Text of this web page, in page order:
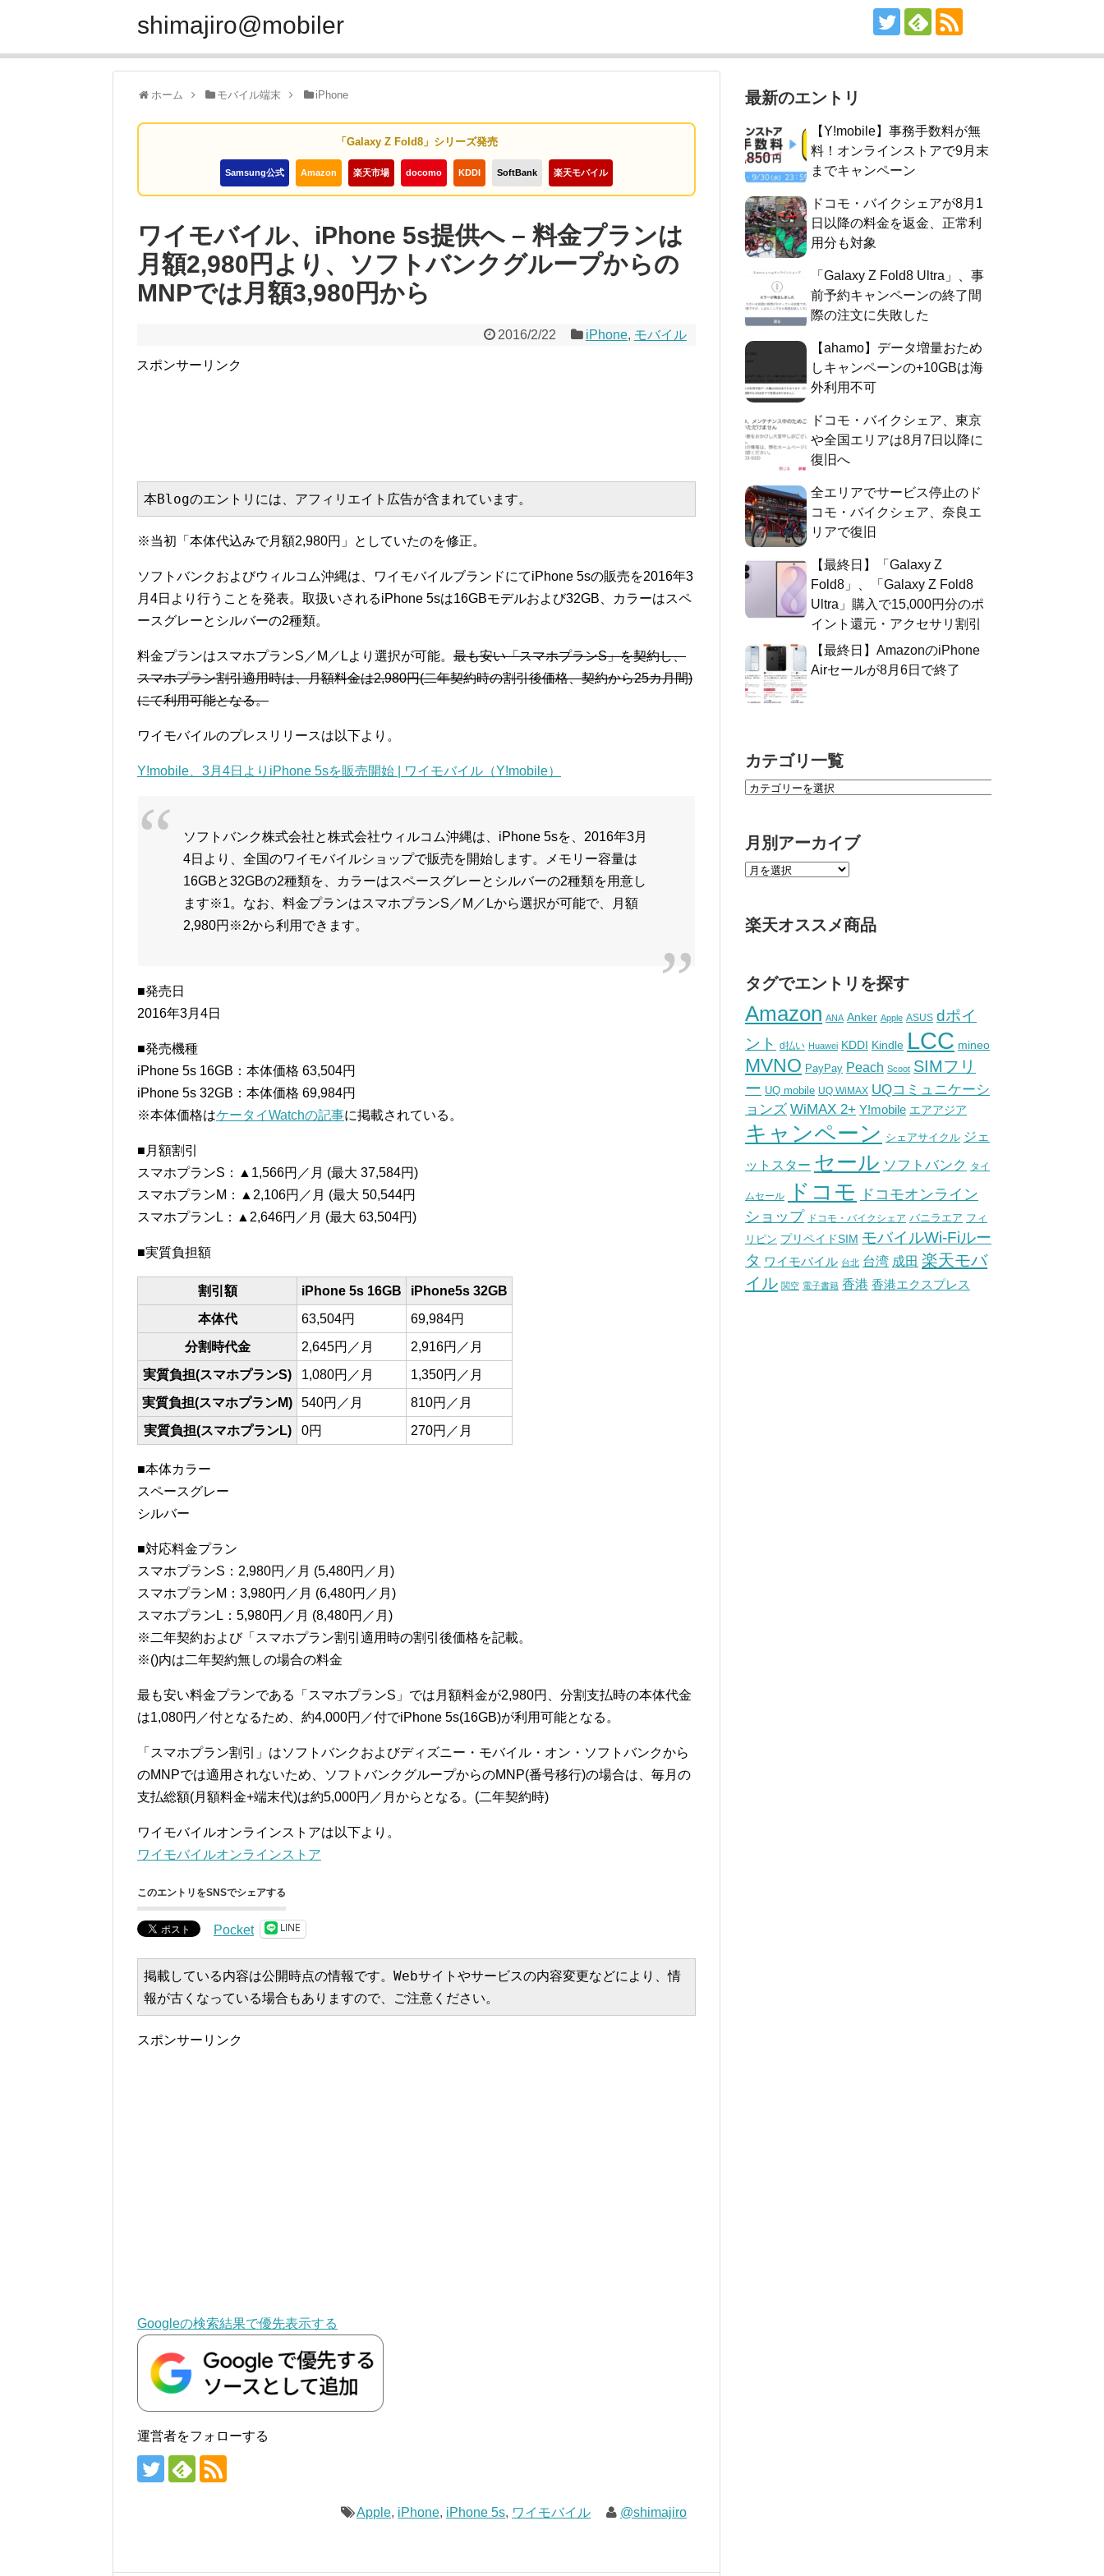
shimajiro@mobiler
ホーム モバイル端末 iPhone
「Galaxy Z Fold8」シリーズ発売
Samsung公式 Amazon 楽天市場 docomo KDDI SoftBank 楽天モバイル
ワイモバイル、iPhone 5s提供へ – 料金プランは
月額2,980円より、ソフトバンクグループからの
MNPでは月額3,980円から
2016/2/22 iPhone, モバイル
スポンサーリンク
本Blogのエントリには、アフィリエイト広告が含まれています。
※当初「本体代込みで月額2,980円」としていたのを修正。
ソフトバンクおよびウィルコム沖縄は、ワイモバイルブランドにてiPhone 5sの販売を2016年3
月4日より行うことを発表。取扱いされるiPhone 5sは16GBモデルおよび32GB、カラーはスペ
ースグレーとシルバーの2種類。
料金プランはスマホプランS／M／Lより選択が可能。 最も安い「スマホプランS」を契約し、
スマホプラン割引適用時は、月額料金は2,980円(二年契約時の割引後価格、契約から25カ月間)
にて利用可能となる。
ワイモバイルのプレスリリースは以下より。
Y!mobile、3月4日よりiPhone 5sを販売開始 | ワイモバイル（Y!mobile）
ソフトバンク株式会社と株式会社ウィルコム沖縄は、iPhone 5sを、2016年3月
4日より、全国のワイモバイルショップで販売を開始します。メモリー容量は
16GBと32GBの2種類を、カラーはスペースグレーとシルバーの2種類を用意し
ます※1。なお、料金プランはスマホプランS／M／Lから選択が可能で、月額
2,980円※2から利用できます。
■発売日
2016年3月4日
■発売機種
iPhone 5s 16GB：本体価格 63,504円
iPhone 5s 32GB：本体価格 69,984円
※本体価格はケータイWatchの記事に掲載されている。
■月額割引
スマホプランS：▲1,566円／月 (最大 37,584円)
スマホプランM：▲2,106円／月 (最大 50,544円
スマホプランL：▲2,646円／月 (最大 63,504円)
■実質負担額
割引額 iPhone 5s 16GB
iPhone5s 32GB
本体代
63,504円
69,984円
分割時代金
2,645円／月
2,916円／月
実質負担(スマホプランS)
1,080円／月
1,350円／月
実質負担(スマホプランM)
540円／月
810円／月
実質負担(スマホプランL)
0円 270円／月
■本体カラー
スペースグレー
シルバー
■対応料金プラン
スマホプランS：2,980円／月 (5,480円／月)
スマホプランM：3,980円／月 (6,480円／月)
スマホプランL：5,980円／月 (8,480円／月)
※二年契約および「スマホプラン割引適用時の割引後価格を記載。
※()内は二年契約無しの場合の料金
最も安い料金プランである「スマホプランS」では月額料金が2,980円、分割支払時の本体代金
は1,080円／付となるため、約4,000円／付でiPhone 5s(16GB)が利用可能となる。
「スマホプラン割引」はソフトバンクおよびディズニー・モバイル・オン・ソフトバンクから
のMNPでは適用されないため、ソフトバンクグループからのMNP(番号移行)の場合は、毎月の
支払総額(月額料金+端末代)は約5,000円／月からとなる。(二年契約時)
ワイモバイルオンラインストアは以下より。
ワイモバイルオンラインストア
このエントリをSNSでシェアする
Pocket LINE
掲載している内容は公開時点の情報です。Webサイトやサービスの内容変更などにより、情
報が古くなっている場合もありますので、ご注意ください。
スポンサーリンク
Googleの検索結果で優先表示する
運営者をフォローする
Apple, iPhone, iPhone 5s, ワイモバイル @shimajiro
最新のエントリ
【Y!mobile】事務手数料が無
料！オンラインストアで9月末
までキャンペーン
ドコモ・バイクシェアが8月1
日以降の料金を返金、正常利
用分も対象
「Galaxy Z Fold8 Ultra」、事
前予約キャンペーンの終了間
際の注文に失敗した
【ahamo】データ増量おため
しキャンペーンの+10GBは海
外利用不可
ドコモ・バイクシェア、東京
や全国エリアは8月7日以降に
復旧へ
全エリアでサービス停止のド
コモ・バイクシェア、奈良エ
リアで復旧
【最終日】「Galaxy Z
Fold8」、「Galaxy Z Fold8
Ultra」購入で15,000円分のポ
イント還元・アクセサリ割引
【最終日】AmazonのiPhone
Airセールが8月6日で終了
カテゴリ一覧
月別アーカイブ
楽天オススメ商品
タグでエントリを探す
Amazon ANA Anker Apple ASUS dポイ
ント
d払い Huawei KDDI Kindle LCC mineo
MVNO PayPay Peach Scoot SIMフリ
ー UQ mobile UQ WiMAX UQコミュニケーシ
ョンズ WiMAX 2+ Y!mobile エアアジア
キャンペーン シェアサイクル ジェ
ットスター セール ソフトバンク タイ
ムセール ドコモ
ドコモオンライン
ショップ ドコモ・バイクシェア バニラエア フィ
リピン プリペイドSIM モバイルWi-Fiルー
タ ワイモバイル 台北 台湾 成田 楽天モバ
イル 関空 電子書籍 香港 香港エクスプレス